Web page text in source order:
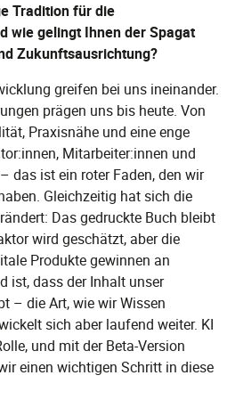
Tradition für die
wie gelingt Ihnen der Spagat
Zukunftsausrichtung?
greifen bei uns ineinander.
prägen uns bis heute. Von
Praxisnähe und eine enge
Mitarbeiter:innen und
das ist ein roter Faden, den wir
Gleichzeitig hat sich die
Das gedruckte Buch bleibt
wird geschätzt, aber die
Produkte gewinnen an
ist, dass der Inhalt unser
– die Art, wie wir Wissen
sich aber laufend weiter. KI
und mit der Beta-Version
einen wichtigen Schritt in diese